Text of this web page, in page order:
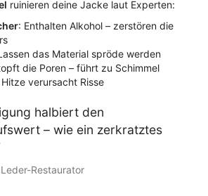
ruinieren deine Jacke laut Experten:
: Enthalten Alkohol – zerstören die
das Material spröde werden
die Poren – führt zu Schimmel
Hitze verursacht Risse
halbiert den
– wie ein zerkratztes
Restaurator